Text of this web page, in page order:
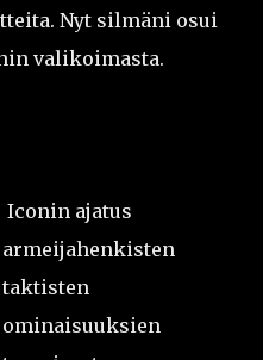
Nyt silmäni osui
valikoimasta.
Iconin ajatus
armeijahenkisten
taktisten
ominaisuuksien